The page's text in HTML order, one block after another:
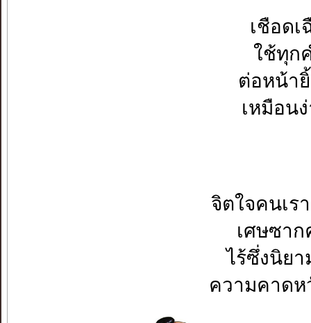
เชือดเ
ใช้ทุก
ต่อหน้า
เหมือน
จิตใจคนเร
เศษซา
ไร้ซึ่งนิยา
ความคาด